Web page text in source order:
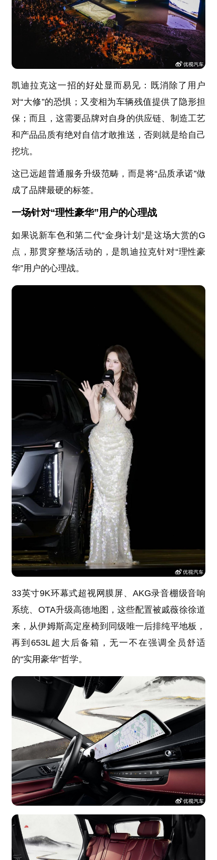
凯迪拉克这一招的好处显而易见：既消除了用户
对“大修”的恐惧；又变相为车辆残值提供了隐形担
保；而且，这需要品牌对自身的供应链、制造工艺
和产品品质有绝对自信才敢推送，否则就是给自己
挖坑。
这已远超普通服务升级范畴，而是将“品质承诺”做
成了品牌最硬的标签。
一场针对“理性豪华”用户的心理战
如果说新车色和第二代“金身计划”是这场大赏的G
点，那贯穿整场活动的，是凯迪拉克针对“理性豪
华”用户的心理战。
33英寸9K环幕式超视网膜屏、AKG录音棚级音响
系统、OTA升级高德地图，这些配置被戚薇徐徐道
来，从伊姆斯高定座椅到同级唯一后排纯平地板，
再到653L超大后备箱，无一不在强调全员舒适
的“实用豪华”哲学。